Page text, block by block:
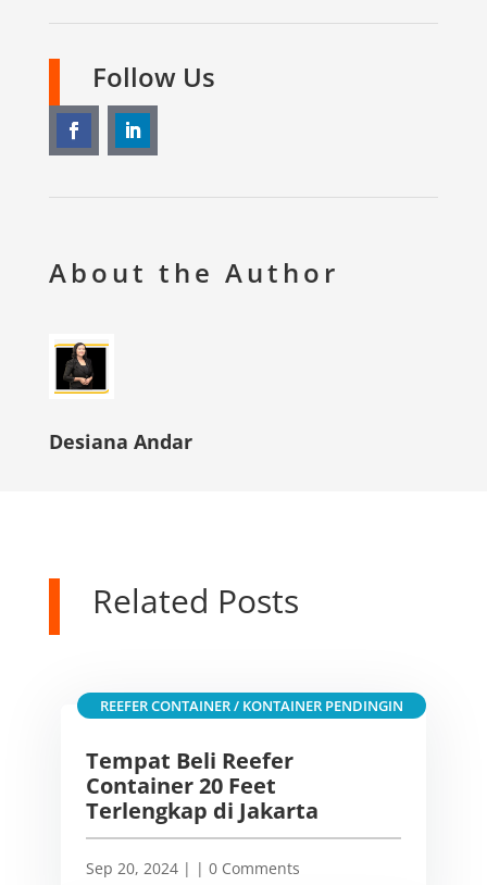
Follow Us
About the Author
Desiana Andar
Related Posts
Tempat Beli Reefer
Container 20 Feet
Terlengkap di Jakarta
Sep 20, 2024|
REEFER CONTAINER / KONTAINER PENDINGIN
| 0 Comments